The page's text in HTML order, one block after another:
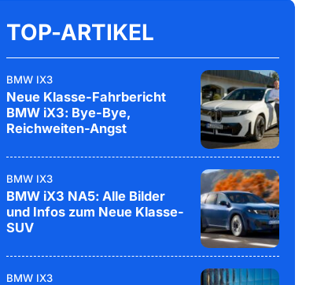
TOP-ARTIKEL
BMW IX3
Neue Klasse-Fahrbericht
BMW iX3: Bye-Bye,
Reichweiten-Angst
BMW IX3
BMW iX3 NA5: Alle Bilder
und Infos zum Neue Klasse-
SUV
BMW IX3